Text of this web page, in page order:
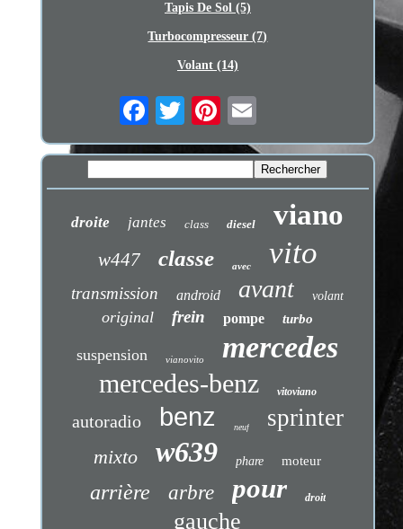
Tapis De Sol (5)
Turbocompresseur (7)
Volant (14)
droite jantes class diesel viano
w447 classe avec vito
transmission android avant volant
original frein pompe turbo
suspension vianovito mercedes
mercedes-benz vitoviano
autoradio benz neuf sprinter
mixto w639 phare moteur
arrière arbre pour droit
gauche